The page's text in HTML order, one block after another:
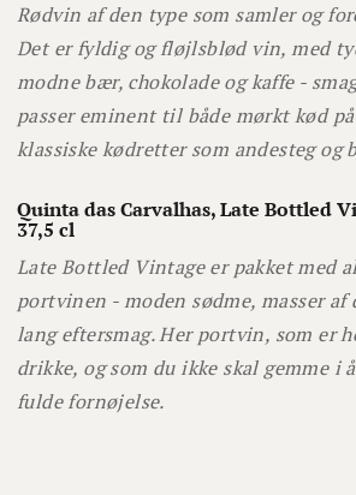
Rødvin af den type som samler og
Det er fyldig og fløjlsblød vin, med
modne bær, chokolade og kaffe -
passer eminent til både mørkt kød
klassiske kødretter som andesteg og
Quinta das Carvalhas, Late Bottled
37,5 cl
Late Bottled Vintage er pakket med
portvinen - moden sødme, masser af
lang eftersmag. Her portvin, som er
drikke, og som du ikke skal gemme i
fulde fornøjelse.